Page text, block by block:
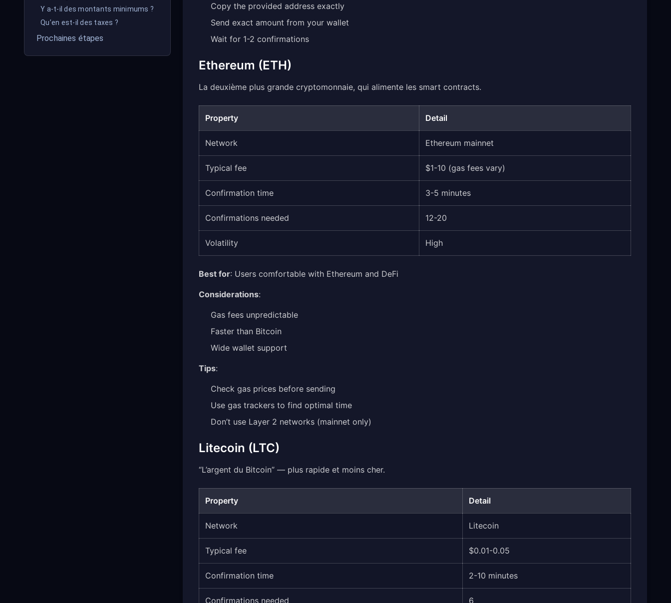
Y a-t-il des montants minimums ?
Qu’en est-il des taxes ?
Prochaines étapes
Copy the provided address exactly
Send exact amount from your wallet
Wait for 1-2 confirmations
Ethereum (ETH)
La deuxième plus grande cryptomonnaie, qui alimente les smart contracts.
Property Detail
Network Ethereum mainnet
Typical fee $1-10 (gas fees vary)
Confirmation time 3-5 minutes
Confirmations needed 12-20
Volatility High
Best for: Users comfortable with Ethereum and DeFi
Considerations:
Gas fees unpredictable
Faster than Bitcoin
Wide wallet support
Tips:
Check gas prices before sending
Use gas trackers to find optimal time
Don’t use Layer 2 networks (mainnet only)
Litecoin (LTC)
“L’argent du Bitcoin” — plus rapide et moins cher.
Property Detail
Network Litecoin
Typical fee $0.01-0.05
Confirmation time 2-10 minutes
Confirmations needed 6